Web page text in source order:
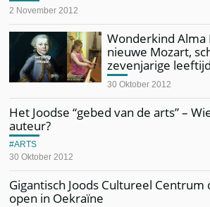
2 November 2012
​Wonderkind Alma
nieuwe Mozart,
zevenjarige leeftijd
30 Oktober 2012
Het Joodse “gebed van de arts” –
auteur?
30 Oktober 2012
ARTS
Gigantisch Joods Cultureel
open in Oekraïne